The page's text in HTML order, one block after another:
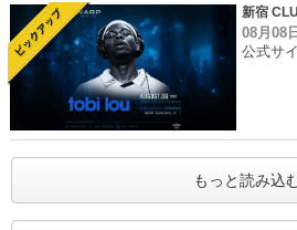
新宿
08月08
公式サ
もっと読み込